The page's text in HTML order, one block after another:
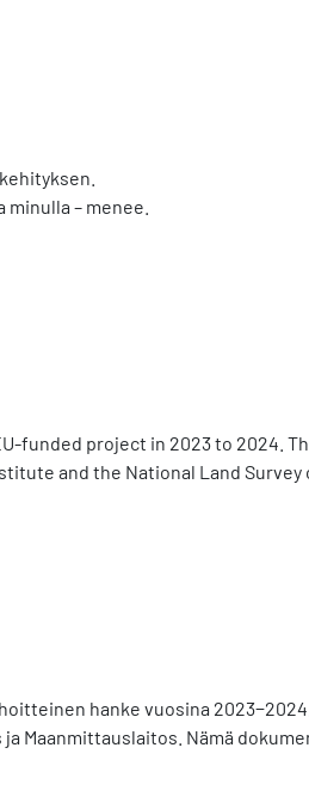
– menee.
funded project in 2023 to 2024.
and the National Land Survey
hanke vuosina 2023−2024.
Maanmittauslaitos. Nämä